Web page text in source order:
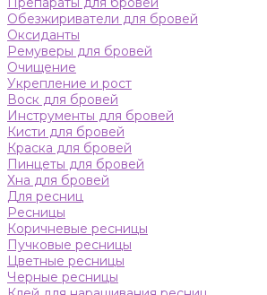
Обезжириватели для бровей
Оксиданты
Ремуверы для бровей
Очищение
Укрепление и рост
Воск для бровей
Инструменты для бровей
Кисти для бровей
Краска для бровей
Пинцеты для бровей
Хна для бровей
Для ресниц
Ресницы
Коричневые ресницы
Пучковые ресницы
Цветные ресницы
Черные ресницы